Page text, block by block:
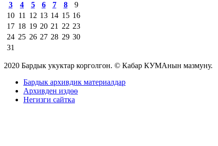
3
4 5 6 7 8
9
10 11 12 13 14 15 16
17 18 19 20 21 22 23
24 25 26 27 28 29 30
31
2020 Бардык укуктар корголгон. © Кабар КУМАнын мазмуну.
Бардык архивдик материалдар
Архивден издөө
Негизги сайтка